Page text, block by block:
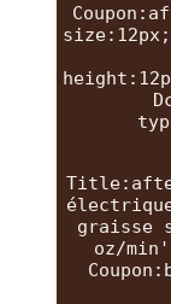
graisse
oz/